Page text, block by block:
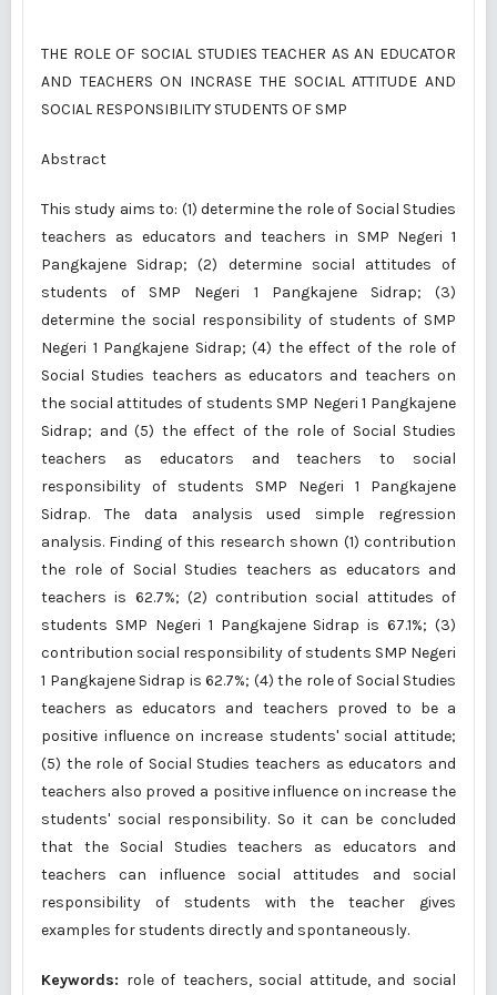
THE ROLE OF SOCIAL STUDIES TEACHER AS AN EDUCATOR
AND TEACHERS ON INCRASE THE SOCIAL ATTITUDE AND
SOCIAL RESPONSIBILITY STUDENTS OF SMP
Abstract
This study aims to: (1) determine the role of Social Studies
teachers as educators and teachers in SMP Negeri 1
Pangkajene Sidrap; (2) determine social attitudes of
students of SMP Negeri 1 Pangkajene Sidrap; (3)
determine the social responsibility of students of SMP
Negeri 1 Pangkajene Sidrap; (4) the effect of the role of
Social Studies teachers as educators and teachers on
the social attitudes of students SMP Negeri 1 Pangkajene
Sidrap; and (5) the effect of the role of Social Studies
teachers as educators and teachers to social
responsibility of students SMP Negeri 1 Pangkajene
Sidrap. The data analysis used simple regression
analysis. Finding of this research shown (1) contribution
the role of Social Studies teachers as educators and
teachers is 62.7%; (2) contribution social attitudes of
students SMP Negeri 1 Pangkajene Sidrap is 67.1%; (3)
contribution social responsibility of students SMP Negeri
1 Pangkajene Sidrap is 62.7%; (4) the role of Social Studies
teachers as educators and teachers proved to be a
positive influence on increase students' social attitude;
(5) the role of Social Studies teachers as educators and
teachers also proved a positive influence on increase the
students' social responsibility. So it can be concluded
that the Social Studies teachers as educators and
teachers can influence social attitudes and social
responsibility of students with the teacher gives
examples for students directly and spontaneously.
Keywords: role of teachers, social attitude, and social